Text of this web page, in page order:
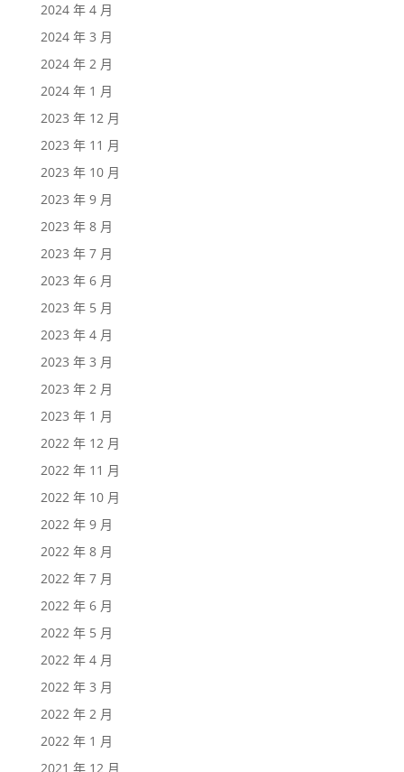
2024 年 4 月
2024 年 3 月
2024 年 2 月
2024 年 1 月
2023 年 12 月
2023 年 11 月
2023 年 10 月
2023 年 9 月
2023 年 8 月
2023 年 7 月
2023 年 6 月
2023 年 5 月
2023 年 4 月
2023 年 3 月
2023 年 2 月
2023 年 1 月
2022 年 12 月
2022 年 11 月
2022 年 10 月
2022 年 9 月
2022 年 8 月
2022 年 7 月
2022 年 6 月
2022 年 5 月
2022 年 4 月
2022 年 3 月
2022 年 2 月
2022 年 1 月
2021 年 12 月